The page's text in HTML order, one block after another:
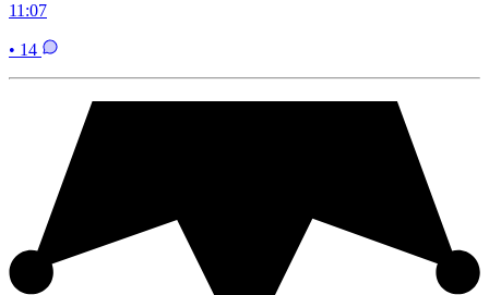
11:07
• 14